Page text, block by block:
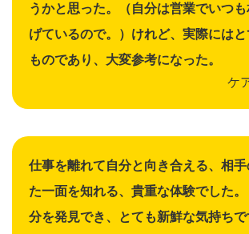
うかと思った。（自分は営業でいつ
げているので。）けれど、実際にはと
ものであり、大変参考になった。
ケ
仕事を離れて自分と向き合える、相
た一面を知れる、貴重な体験でした
分を発見でき、とても新鮮な気持ち